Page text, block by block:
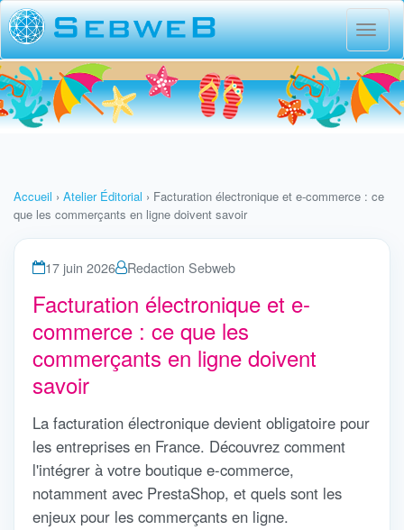
Menu
Accueil › Atelier Éditorial › Facturation électronique et e-commerce : ce
que les commerçants en ligne doivent savoir
17 juin 2026 Redaction Sebweb
Facturation électronique et e-
commerce : ce que les
commerçants en ligne doivent
savoir
La facturation électronique devient obligatoire pour
les entreprises en France. Découvrez comment
l'intégrer à votre boutique e-commerce,
notamment avec PrestaShop, et quels sont les
enjeux pour les commerçants en ligne.